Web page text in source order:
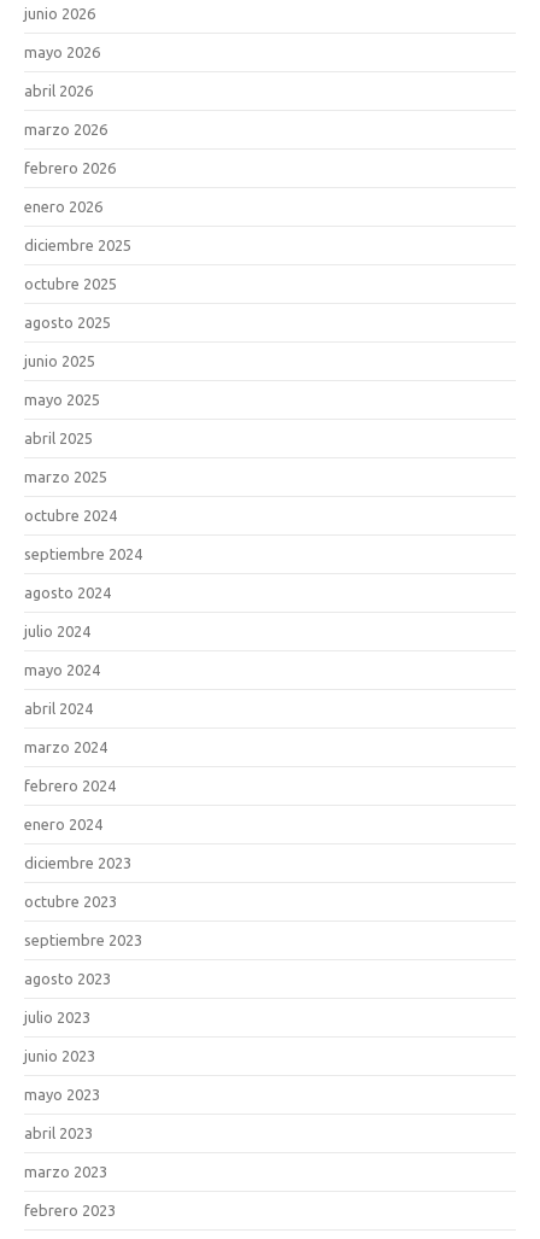
junio 2026
mayo 2026
abril 2026
marzo 2026
febrero 2026
enero 2026
diciembre 2025
octubre 2025
agosto 2025
junio 2025
mayo 2025
abril 2025
marzo 2025
octubre 2024
septiembre 2024
agosto 2024
julio 2024
mayo 2024
abril 2024
marzo 2024
febrero 2024
enero 2024
diciembre 2023
octubre 2023
septiembre 2023
agosto 2023
julio 2023
junio 2023
mayo 2023
abril 2023
marzo 2023
febrero 2023